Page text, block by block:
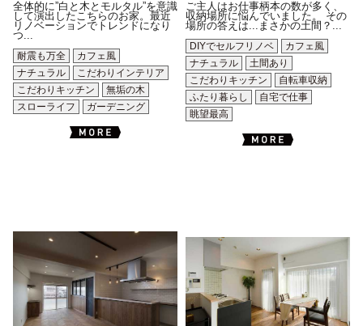
全体的に”白と木とモルタル”を意識
して演出したこちらのお家。最近
リノベーションでトレンドになり
つ...
耐震も万全
カフェ風
ナチュラル
こだわりインテリア
こだわりキッチン
無垢の木
スローライフ
ガーデニング
ご主人はお仕事柄本の数が多く、
収納場所に悩んでいました。 その
場所の答えは...まさかの土間？...
DIYでセルフリノベ
カフェ風
ナチュラル
土間あり
こだわりキッチン
自転車収納
ふたり暮らし
自宅で仕事
眺望最高